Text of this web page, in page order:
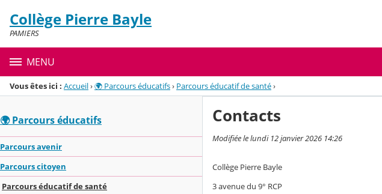
Menu de la rubrique
Contenu
Collège Pierre Bayle
PAMIERS
MENU
Vous êtes ici : Accueil›🌍 Parcours éducatifs› Parcours éducatif de santé›
🌍 Parcours éducatifs
Parcours avenir
Parcours citoyen
Parcours éducatif de santé
Contacts
Modifiée le lundi 12 janvier 2026 14:26
Collège Pierre Bayle
3 avenue du 9° RCP